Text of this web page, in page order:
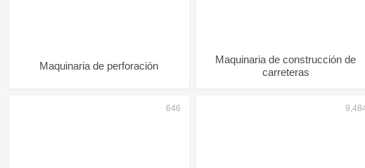
Maquinaria de perforación
Maquinaria de construcción de
carreteras